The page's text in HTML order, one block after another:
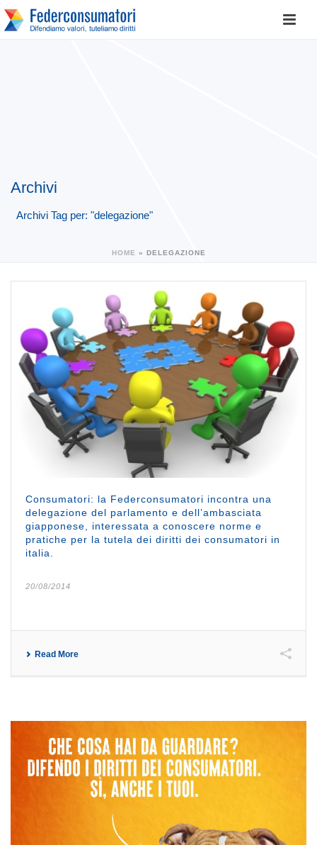
Archivi
Archivi Tag per: "delegazione"
HOME » DELEGAZIONE
Consumatori: la Federconsumatori incontra una
delegazione del parlamento e dell’ambasciata
giapponese, interessata a conoscere norme e
pratiche per la tutela dei diritti dei consumatori in
italia.
20/08/2014
Read More